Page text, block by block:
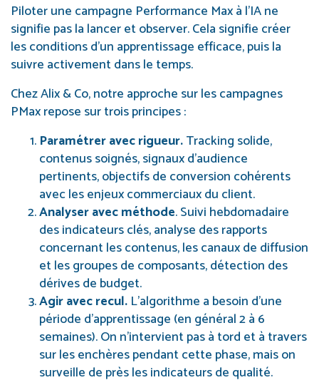
Piloter une campagne Performance Max à l’IA ne
signifie pas la lancer et observer. Cela signifie créer
les conditions d’un apprentissage efficace, puis la
suivre activement dans le temps.
Chez Alix & Co, notre approche sur les campagnes
PMax repose sur trois principes :
Paramétrer avec rigueur.Tracking solide,
contenus soignés, signaux d’audience
pertinents, objectifs de conversion cohérents
avec les enjeux commerciaux du client.
Analyser avec méthode. Suivi hebdomadaire
des indicateurs clés, analyse des rapports
concernant les contenus, les canaux de diffusion
et les groupes de composants, détection des
dérives de budget.
Agir avec recul. L’algorithme a besoin d’une
période d’apprentissage (en général 2 à 6
semaines). On n’intervient pas à tord et à travers
sur les enchères pendant cette phase, mais on
surveille de près les indicateurs de qualité.